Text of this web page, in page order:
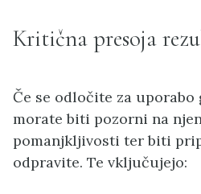
Kritična presoja
Če se odločite za uporabo
morate biti pozorni na
pomanjkljivosti ter biti
odpravite. Te vključujejo: